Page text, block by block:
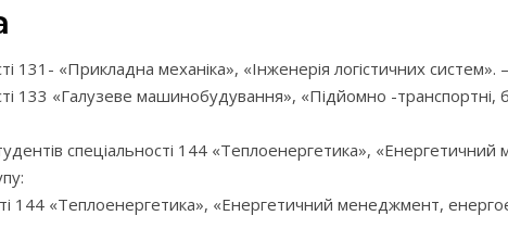
131- «Прикладна механіка», «Інженерія логістичних
133 «Галузеве машинобудування», «Підйомно -транспортні,
спеціальності 144 «Теплоенергетика»,
144 «Теплоенергетика», «Енергетичний менеджмент,